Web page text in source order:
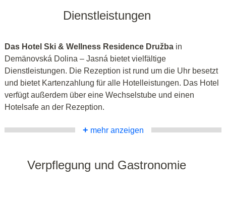
Dienstleistungen
Das Hotel Ski & Wellness Residence Družba in
Demänovská Dolina – Jasná bietet vielfältige
Dienstleistungen. Die Rezeption ist rund um die Uhr besetzt
und bietet Kartenzahlung für alle Hotelleistungen. Das Hotel
verfügt außerdem über eine Wechselstube und einen
Hotelsafe an der Rezeption.
+ mehr anzeigen
Verpflegung und Gastronomie